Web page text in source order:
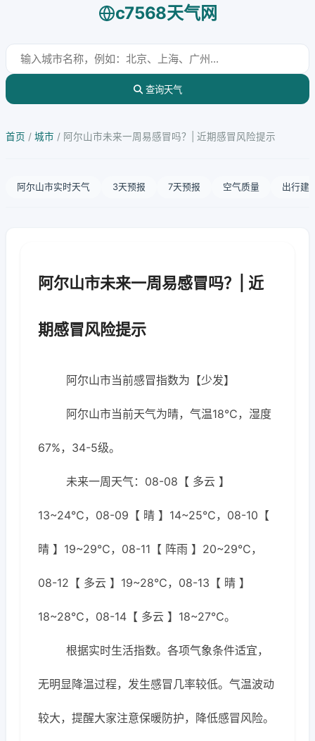
c7568天气网
查询天气
首页 / 城市 / 阿尔山市未来一周易感冒吗？| 近期感冒风险提示
阿尔山市实时天气 3天预报 7天预报 空气质量 出行建
阿尔山市未来一周易感冒吗？| 近
期感冒风险提示
阿尔山市当前感冒指数为【少发】
阿尔山市当前天气为晴，气温18℃，湿度
67%，34-5级。
未来一周天气：08-08【 多云 】
13~24℃，08-09【 晴 】14~25℃，08-10【
晴 】19~29℃，08-11【 阵雨 】20~29℃，
08-12【 多云 】19~28℃，08-13【 晴 】
18~28℃，08-14【 多云 】18~27℃。
根据实时生活指数。各项气象条件适宜，
无明显降温过程，发生感冒几率较低。气温波动
较大，提醒大家注意保暖防护，降低感冒风险。